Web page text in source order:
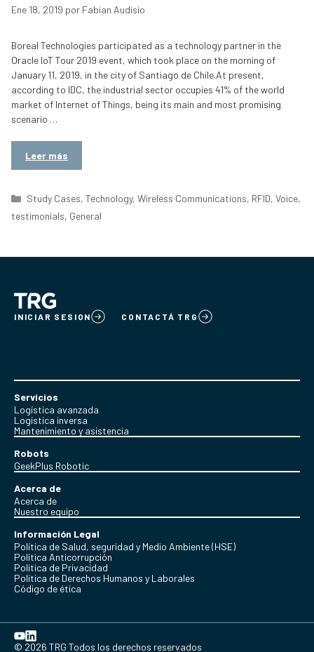
Ene 18, 2019 por Fabian Audisio
Boreal Technologies participated as a technology partner in the
Oracle IoT Tour 2019 event, which took place on the morning of
January 11, 2019, in the city of Santiago de Chile.At present,
according to IDC, the industrial sector occupies 41% of the world
market of Internet of Things, being its main and most promising
scenario …
Leer más
Categorías
Study Cases,Technology,Wireless Communications, RFID,Voice,
testimonials, General
INICIAR SESION CONTACTÁ TRG
Servicios
Logística avanzada
Logística inversa
Mantenimiento y asistencia
Robots
GeekPlus Robotic
Acerca de
Acerca de
Nuestro equipo
Información Legal
Política de Salud, seguridad y Medio Ambiente (HSE)
Política Anticorrupción
Politica de Privacidad
Política de Derechos Humanos y Laborales
Código de ética
© 2026 TRG Todos los derechos reservados